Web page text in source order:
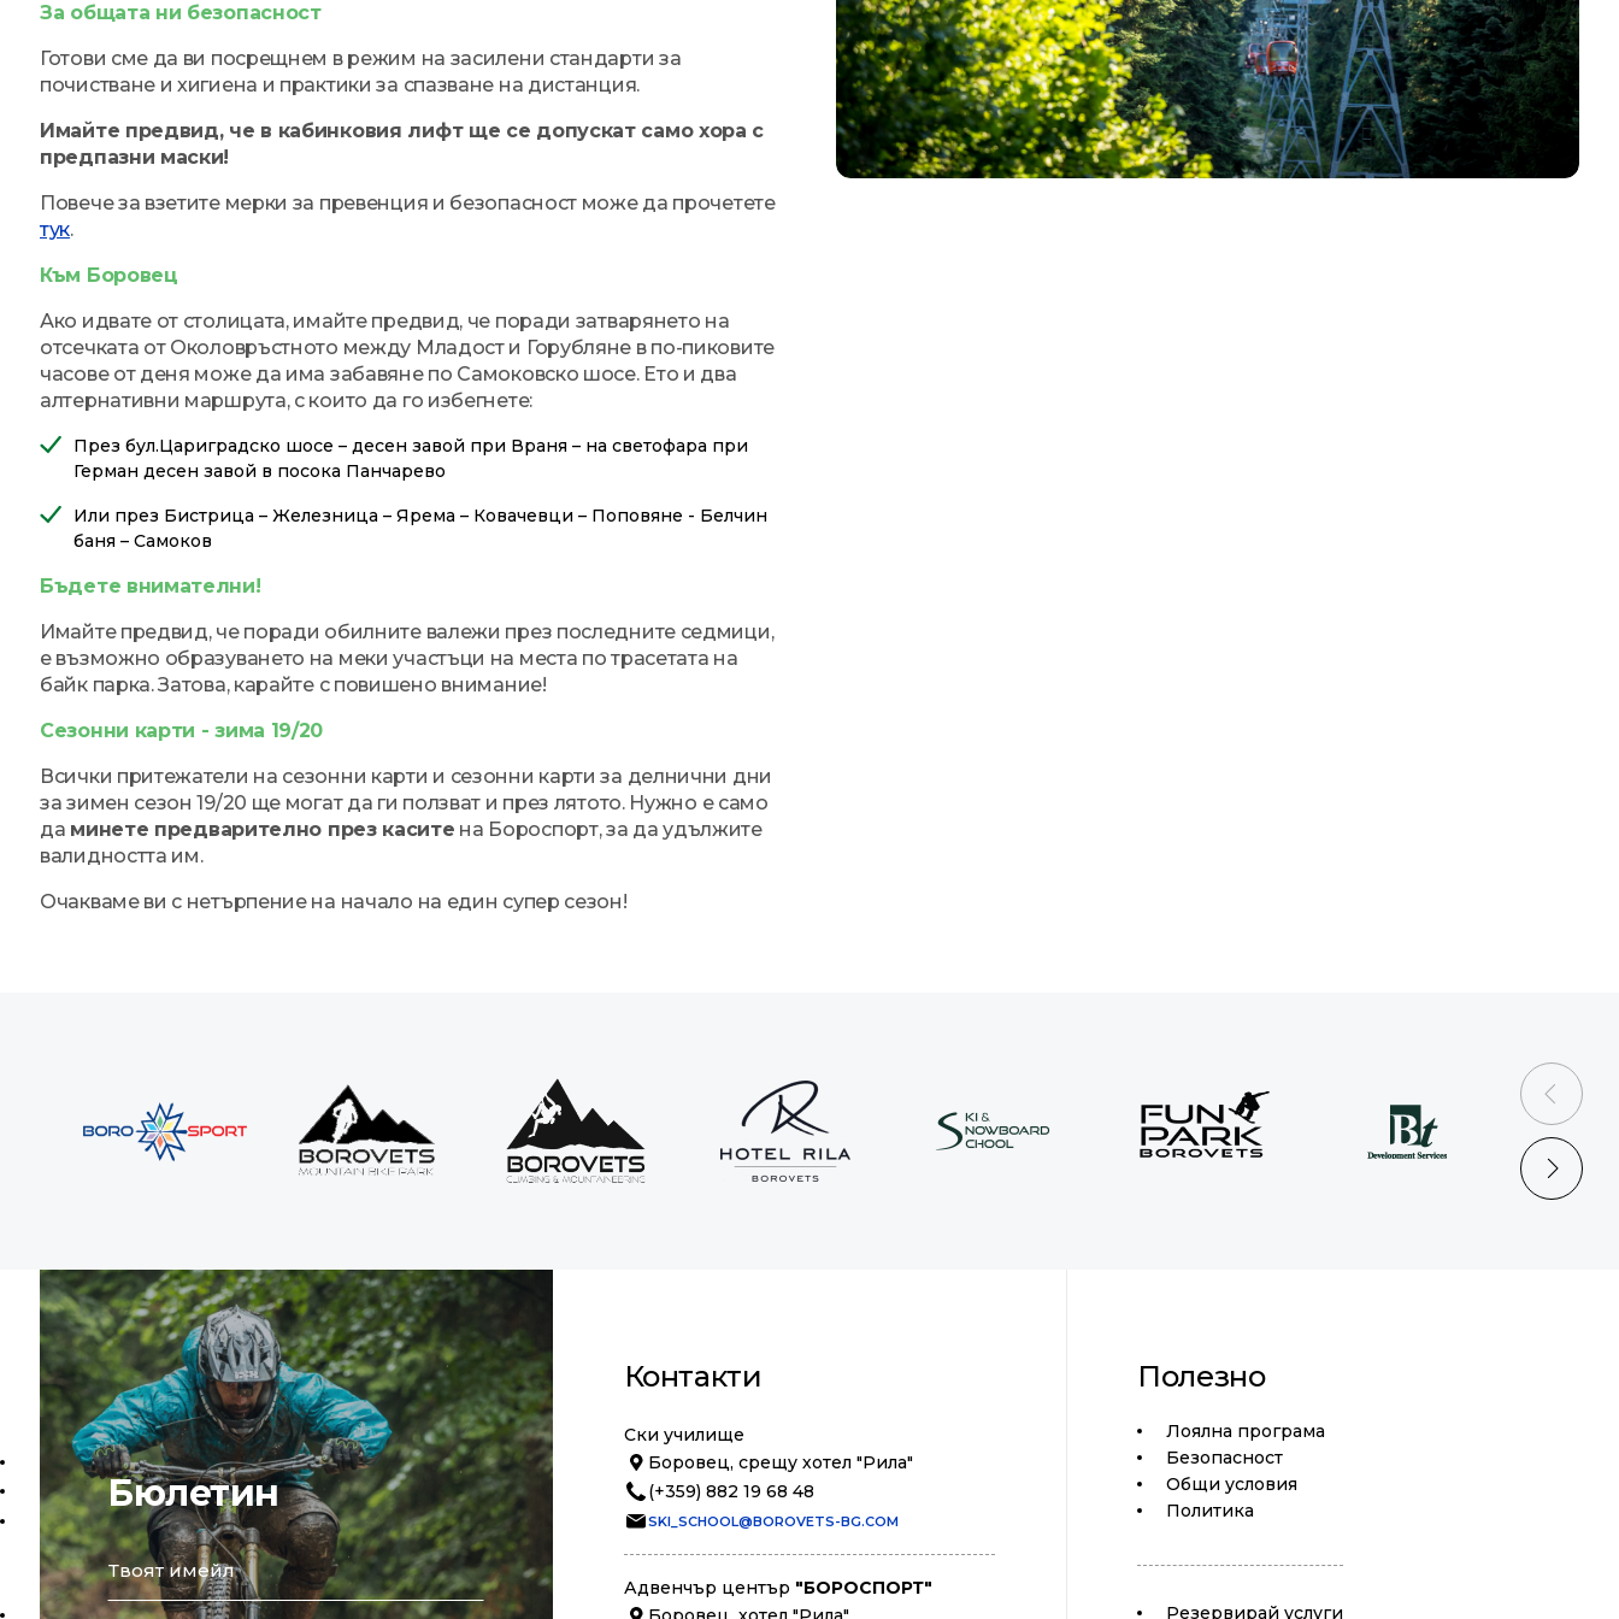
За общата ни безопасност
Готови сме да ви посрещнем в режим на засилени стандарти за
почистване и хигиена и практики за спазване на дистанция.
Имайте предвид, че в кабинковия лифт ще се допускат само хора с
предпазни маски!
Повече за взетите мерки за превенция и безопасност може да прочетете
тук.
Към Боровец
Ако идвате от столицата, имайте предвид, че поради затварянето на
отсечката от Околовръстното между Младост и Горубляне в по-пиковите
часове от деня може да има забавяне по Самоковско шосе. Ето и два
алтернативни маршрута, с които да го избегнете:
През бул.Цариградско шосе – десен завой при Враня – на светофара при
Герман десен завой в посока Панчарево
Или през Бистрица – Железница – Ярема – Ковачевци – Поповяне - Белчин
баня – Самоков
Бъдете внимателни!
Имайте предвид, че поради обилните валежи през последните седмици,
е възможно образуването на меки участъци на места по трасетата на
байк парка. Затова, карайте с повишено внимание!
Сезонни карти - зима 19/20
Всички притежатели на сезонни карти и сезонни карти за делнични дни
за зимен сезон 19/20 ще могат да ги ползват и през лятото. Нужно е само
да минете предварително през касите на Бороспорт, за да удължите
валидността им.
Очакваме ви с нетърпение на начало на един супер сезон!
prev
next
Бюлетин
email
Контакти
Ски училище
Боровец, срещу хотел "Рила"
(+359) 882 19 68 48
SKI_SCHOOL@BOROVETS-BG.COM
Адвенчър център "БОРОСПОРТ"
Полезно
Лоялна програма
Безопасност
Общи условия
Политика
Резервирай услуги